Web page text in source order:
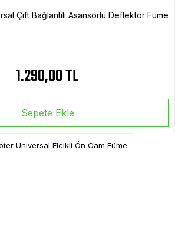
Çift Bağlantılı Asansörlü Deflektör Füme
1.290,00 TL
Sepete Ekle